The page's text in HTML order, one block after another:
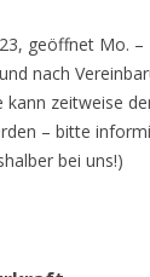
geöffnet Mo. –
nach
kann zeitweise
– bitte
bei uns!)